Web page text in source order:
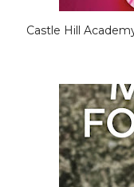
Castle Hill